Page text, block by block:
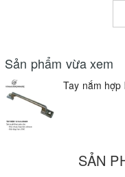
Đường thẳng không
Lớp xi mạ nickel sáng
phù hợp với mọi tông gỗ
óc chó trầm mật.
Hợp kim kẽm đúc liền
Sản phẩm vừa xem
Tay nắm hợp
SẢN